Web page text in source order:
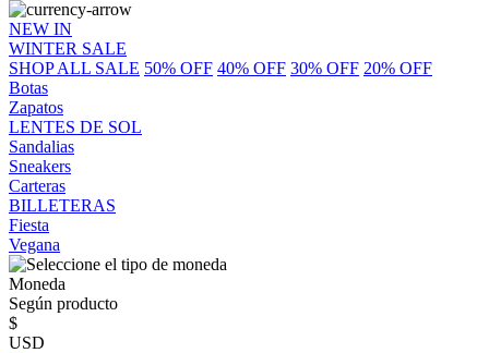
NEW IN
WINTER SALE
SHOP ALL SALE 50% OFF 40% OFF 30% OFF 20% OFF
Botas
Zapatos
LENTES DE SOL
Sandalias
Sneakers
Carteras
BILLETERAS
Fiesta
Vegana
Moneda
Según producto
$
USD